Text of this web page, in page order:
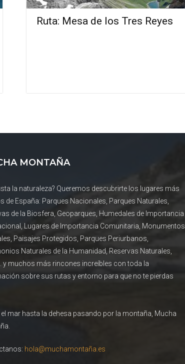
Ruta: Mesa de los Tres Reyes
MONTAÑA
la naturaleza? Queremos descubrirte los lugares más
de España: Parques Nacionales, Parques Naturales,
de la Biosfera, Geoparques, Humedales de Importancia
Lugares de Importancia Comunitaria, Monumentos
Paisajes Protegidos, Parques Periurbanos,
Naturales de la Humanidad, Reservas Naturales,
y muchos más rincones increíbles con toda la
sobre sus rutas y entorno para que no te pierdas
el mar hasta la dehesa pasando por la montaña, Mucha
hola@muchamontaña.es